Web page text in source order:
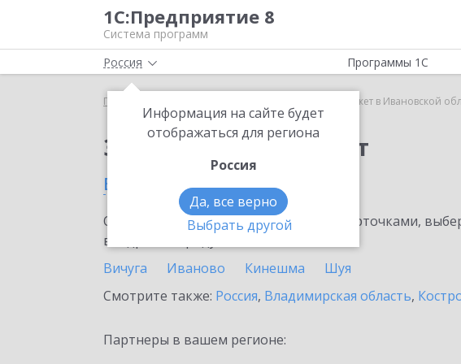
1С:Предприятие 8
Система программ
Россия
Информация на сайте будет
отображаться для региона
Россия
Да, все верно
Выбрать другой
Программы 1С
Главная ИТС Бюджет в Ивановской
Заказать ИТС Бюджет
в Ивановской области
Ознакомьтесь с информационными карточками,
внедрение продукта.
Вичуга
Иваново Кинешма
Шуя
Смотрите также: Россия, Владимирская область,
Партнеры в вашем регионе: